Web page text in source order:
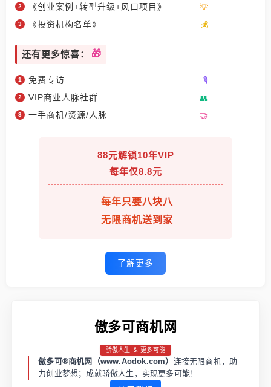
《创业案例+转型升级+风口项目》
《投资机构名单》
还有更多惊喜：
免费专访
VIP商业人脉社群
一手商机/资源/人脉
88元解锁10年VIP
每年仅8.8元
每年只要八块八
无限商机送到家
了解更多
傲多可商机网
骄傲人生 ＆ 更多可能
傲多可®商机网（www.Aodok.com） 连接无限商机，助
力创业梦想；成就骄傲人生，实现更多可能！